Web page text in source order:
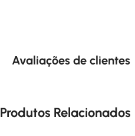
Avaliações de clientes
Produtos Relacionados